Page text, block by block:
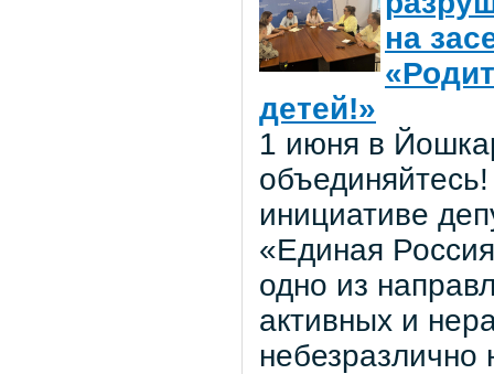
на
детей!»
1 июня в
инициативе
«Единая
одно из
активных и